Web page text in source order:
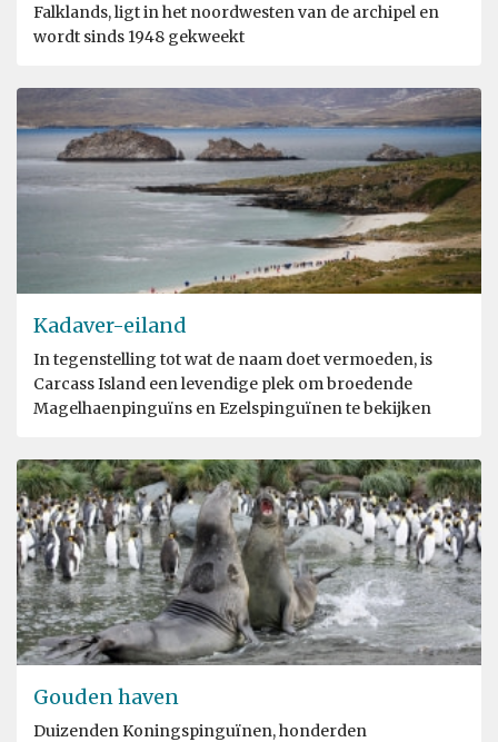
Falklands, ligt in het noordwesten van de archipel en
wordt sinds 1948 gekweekt
Kadaver-eiland
In tegenstelling tot wat de naam doet vermoeden, is
Carcass Island een levendige plek om broedende
Magelhaenpinguïns en Ezelspinguïnen te bekijken
Gouden haven
Duizenden Koningspinguïnen, honderden